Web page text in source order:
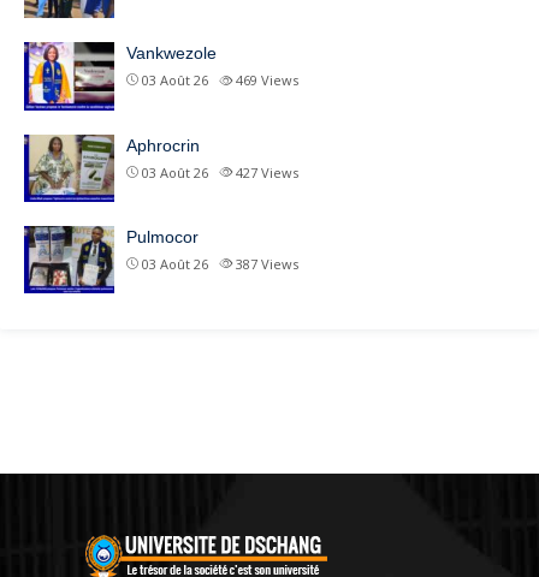
Vankwezole
03 Août 26 469 Views
Aphrocrin
03 Août 26 427 Views
Pulmocor
03 Août 26 387 Views